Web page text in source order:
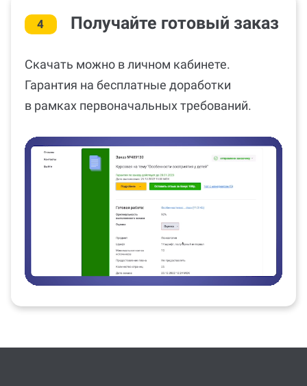
Получайте готовый заказ
Скачать можно в личном кабинете.
Гарантия на бесплатные доработки
в рамках первоначальных требований.